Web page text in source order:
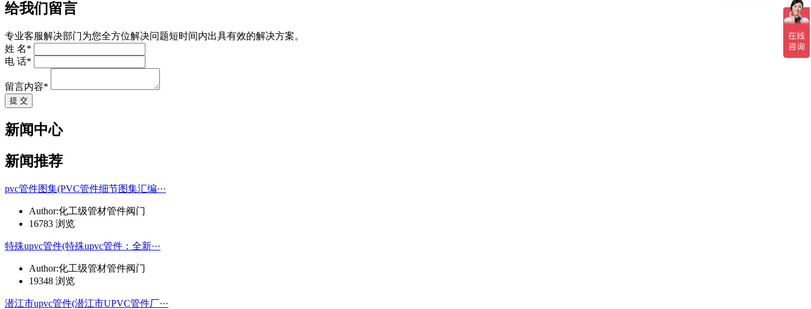
给我们留言
专业客服解决部门为您全方位解决问题短时间内出具有效的解决方案。
姓 名*
电 话*
留言内容*
提 交
新闻中心
新闻推荐
pvc管件图集(PVC管件细节图集汇编···
Author:化工级管材管件阀门
16783 浏览
特殊upvc管件(特殊upvc管件：全新···
Author:化工级管材管件阀门
19348 浏览
潜江市upvc管件(潜江市UPVC管件厂···